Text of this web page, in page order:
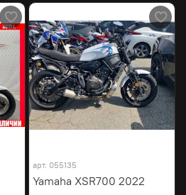
арт. 055135
Yamaha XSR700 2022